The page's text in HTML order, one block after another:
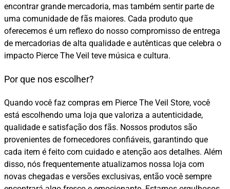
encontrar grande mercadoria, mas também sentir parte de
uma comunidade de fãs maiores. Cada produto que
oferecemos é um reflexo do nosso compromisso de entrega
de mercadorias de alta qualidade e autênticas que celebra o
impacto Pierce The Veil teve música e cultura.
Por que nos escolher?
Quando você faz compras em Pierce The Veil Store, você
está escolhendo uma loja que valoriza a autenticidade,
qualidade e satisfação dos fãs. Nossos produtos são
provenientes de fornecedores confiáveis, garantindo que
cada item é feito com cuidado e atenção aos detalhes. Além
disso, nós frequentemente atualizamos nossa loja com
novas chegadas e versões exclusivas, então você sempre